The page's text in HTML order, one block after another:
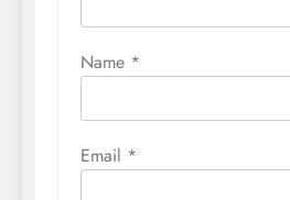
Name *
Email *